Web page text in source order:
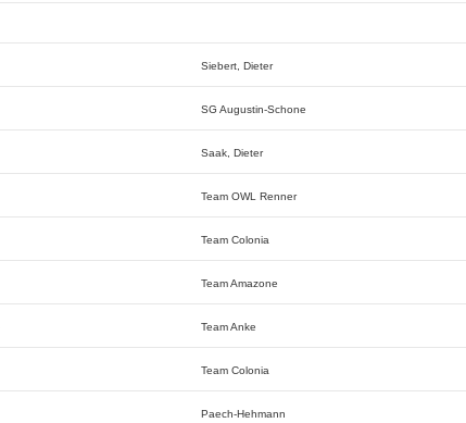
Siebert, Dieter
SG Augustin-Schone
Saak, Dieter
Team OWL Renner
Team Colonia
Team Amazone
Team Anke
Team Colonia
Paech-Hehmann